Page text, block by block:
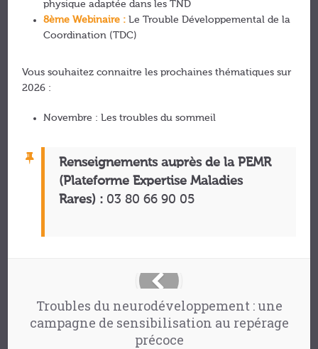
physique adaptée dans les TND
8ème Webinaire : Le Trouble Développemental de la
Coordination (TDC)
Vous souhaitez connaitre les prochaines thématiques sur
2026 :
Novembre : Les troubles du sommeil
Renseignements auprès de la PEMR
(Plateforme Expertise Maladies
Rares) : 03 80 66 90 05
Troubles du neurodéveloppement : une
campagne de sensibilisation au repérage
précoce